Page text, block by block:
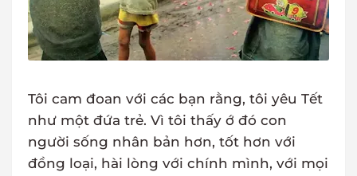
Tôi cam đoan với các bạn rằng, tôi yêu Tết
như một đứa trẻ. Vì tôi thấy ớ đó con
người sống nhân bản hơn, tốt hơn với
đồng loại, hài lòng với chính mình, với mọi